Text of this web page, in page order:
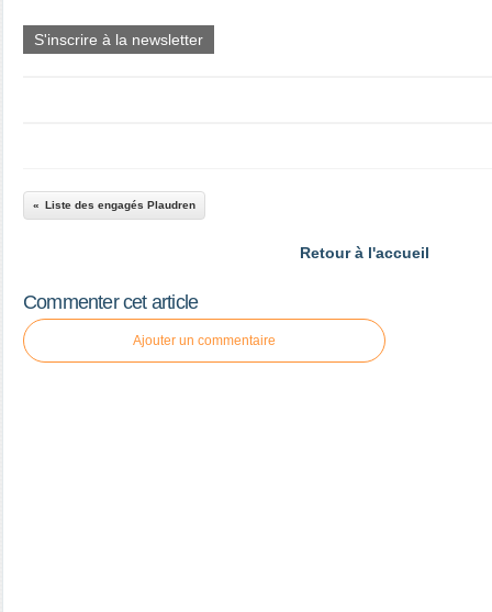
S'inscrire à la newsletter
Liste des engagés Plaudren
Retour à l'accueil
Commenter cet article
Ajouter un commentaire